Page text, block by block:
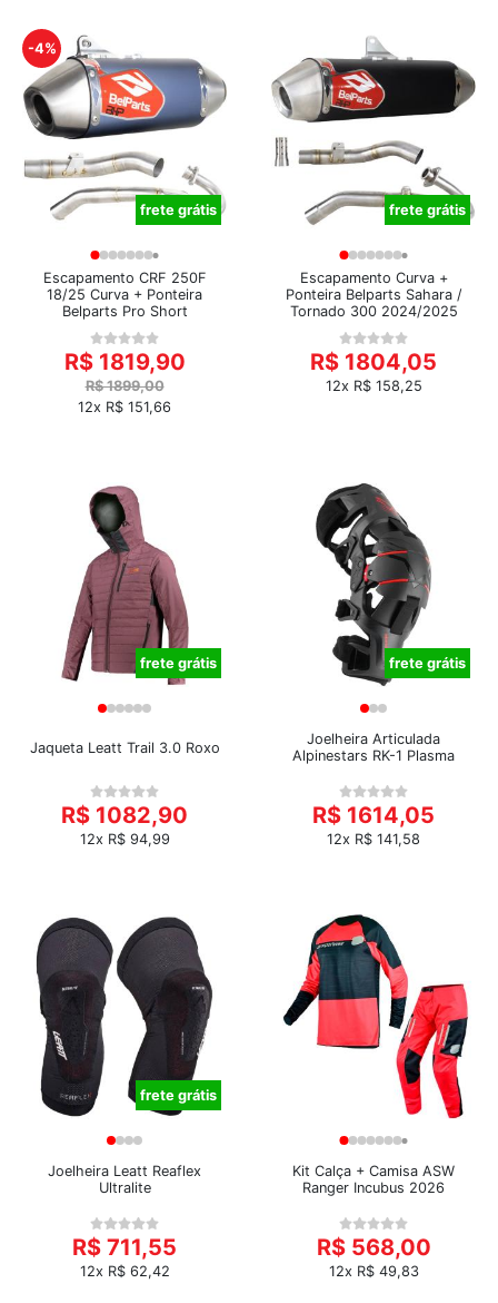
-4%
frete grátis
Escapamento CRF 250F
18/25 Curva + Ponteira
Belparts Pro Short
R$ 1819,90
R$ 1899,00
12x R$ 151,66
frete grátis
Escapamento Curva +
Ponteira Belparts Sahara /
Tornado 300 2024/2025
R$ 1804,05
12x R$ 158,25
frete grátis
Jaqueta Leatt Trail 3.0 Roxo
R$ 1082,90
12x R$ 94,99
frete grátis
Joelheira Articulada
Alpinestars RK-1 Plasma
R$ 1614,05
12x R$ 141,58
frete grátis
Joelheira Leatt Reaflex
Ultralite
R$ 711,55
12x R$ 62,42
Kit Calça + Camisa ASW
Ranger Incubus 2026
R$ 568,00
12x R$ 49,83